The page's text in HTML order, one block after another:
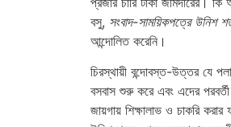
বসু, সংবাদ-সাময়িকপত্রে উনিশ
আন্দোলিত করেনি।
চিরস্থায়ী বন্দোবস্ত-উত্তর
বসবাস শুরু করে এবং এদের
জায়গায় শিক্ষালাভ ও চাকরি